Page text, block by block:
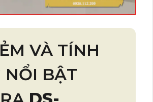
VÀ TÍNH
NỔI BẬT